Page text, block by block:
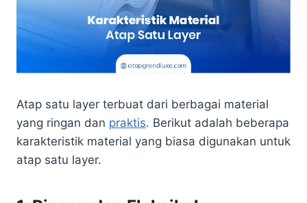
Atap satu layer terbuat dari berbagai material
yang ringan dan praktis. Berikut adalah beberapa
karakteristik material yang biasa digunakan untuk
atap satu layer.